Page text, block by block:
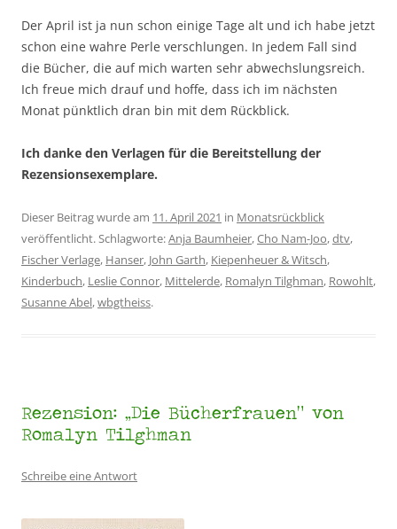
Der April ist ja nun schon einige Tage alt und ich habe jetzt
schon eine wahre Perle verschlungen. In jedem Fall sind
die Bücher, die auf mich warten sehr abwechslungsreich.
Ich freue mich drauf und hoffe, dass ich im nächsten
Monat pünktlich dran bin mit dem Rückblick.
Ich danke den Verlagen für die Bereitstellung der
Rezensionsexemplare.
Dieser Beitrag wurde am 11. April 2021 in Monatsrückblick
veröffentlicht. Schlagworte:Anja Baumheier,Cho Nam-Joo,dtv,
Fischer Verlage, Hanser, John Garth, Kiepenheuer & Witsch,
Kinderbuch, Leslie Connor, Mittelerde, Romalyn Tilghman, Rowohlt,
Susanne Abel,wbgtheiss.
Rezension: „Die Bücherfrauen“ von
Romalyn Tilghman
Schreibe eine Antwort